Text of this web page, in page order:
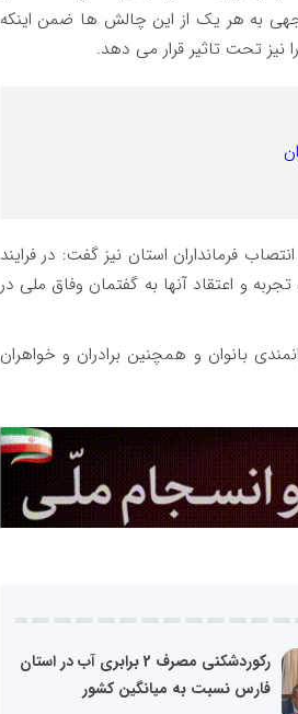
به هر یک از این چالش ها ضمن اینکه
نیز تحت تاثیر قرار می دهد.
فرمانداران استان نیز گفت: در فرایند
و اعتقاد آنها به گفتمان وفاق ملی در
بانوان و همچنین برادران و خواهران
رکوردشکنی مصرف 2 برابری آب در استان
فارس نسبت به میانگین کشور